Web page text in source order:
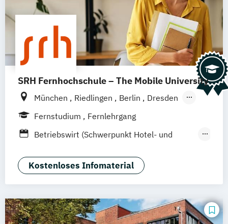
SRH Fernhochschule – The Mobile University
München Riedlingen Berlin
Dresden
Düsseldorf
Hamburg Hannover
Mannheim
Wertheim Wien
Frankfurt am Main Hamm Zürich
Fernstudium
Fernlehrgang
Betriebswirt (Schwerpunkt Hotel- und
Betriebswirtschaft und Hotelmanagement
Kostenloses Infomaterial